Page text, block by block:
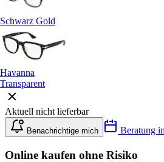
Schwarz Gold
Havanna
Transparent
Aktuell nicht lieferbar
Benachrichtige mich Beratung
Online kaufen ohne Risiko